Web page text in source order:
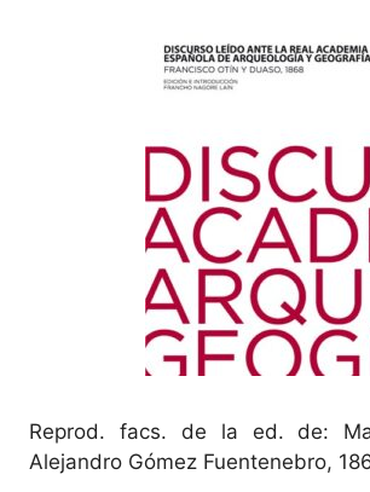
Reprod. facs. de la ed. de:
Alejandro Gómez Fuentenebro,